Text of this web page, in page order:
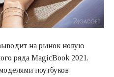
на рынок новую
ряда MagicBook 2021.
ноутбуков: